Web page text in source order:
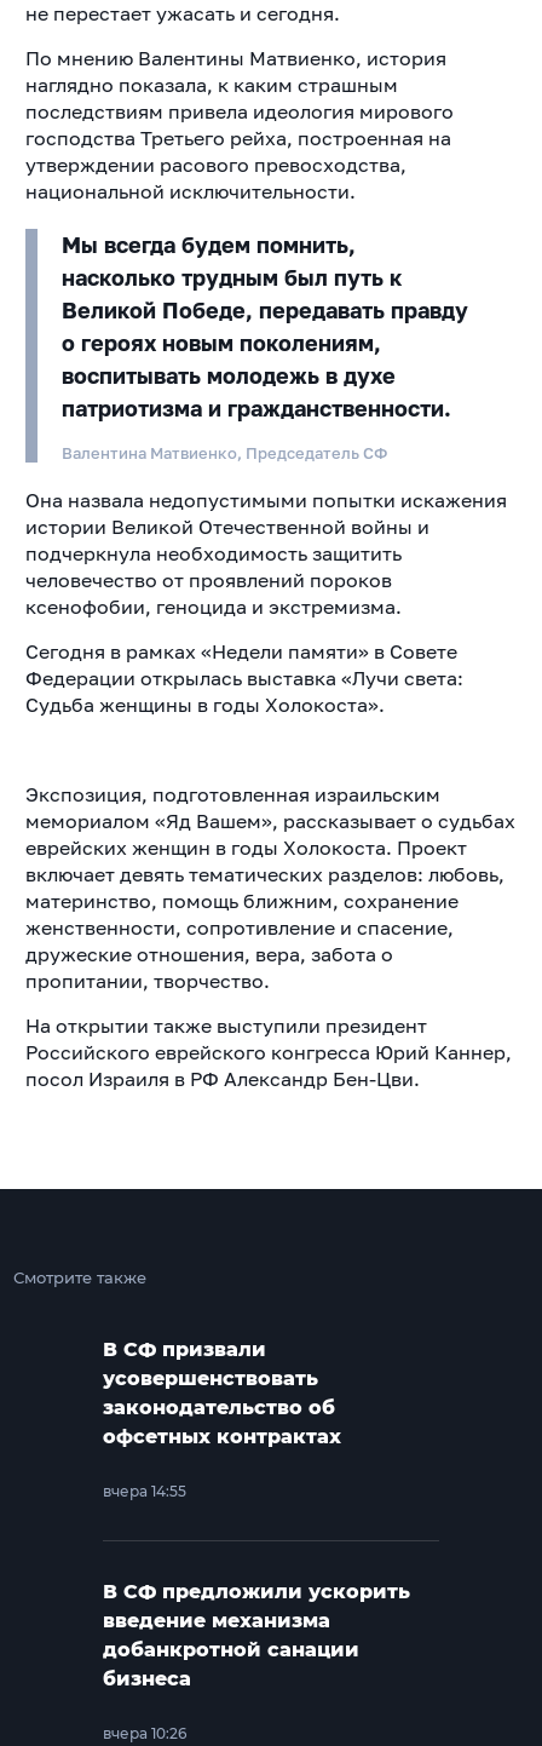
не перестает ужасать и сегодня.
По мнению Валентины Матвиенко, история
наглядно показала, к каким страшным
последствиям привела идеология мирового
господства Третьего рейха, построенная на
утверждении расового превосходства,
национальной исключительности.
Мы всегда будем помнить,
насколько трудным был путь к
Великой Победе, передавать правду
о героях новым поколениям,
воспитывать молодежь в духе
патриотизма и гражданственности.
Валентина Матвиенко, Председатель СФ
Она назвала недопустимыми попытки искажения
истории Великой Отечественной войны и
подчеркнула необходимость защитить
человечество от проявлений пороков
ксенофобии, геноцида и экстремизма.
Сегодня в рамках «Недели памяти» в Совете
Федерации открылась выставка «Лучи света:
Судьба женщины в годы Холокоста».
Экспозиция, подготовленная израильским
мемориалом «Яд Вашем», рассказывает о судьбах
еврейских женщин в годы Холокоста. Проект
включает девять тематических разделов: любовь,
материнство, помощь ближним, сохранение
женственности, сопротивление и спасение,
дружеские отношения, вера, забота о
пропитании, творчество.
На открытии также выступили президент
Российского еврейского конгресса Юрий Каннер,
посол Израиля в РФ Александр Бен-Цви.
Смотрите также
В СФ призвали
усовершенствовать
законодательство об
офсетных контрактах
вчера 14:55
В СФ предложили ускорить
введение механизма
добанкротной санации
бизнеса
вчера 10:26